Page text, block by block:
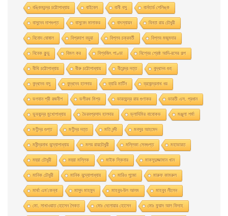
বঙ্কিমচন্দ্র চট্টোপাধ্যায় বাইবেল বানী বসু বার্নহার্ড শেলিঙ্ক
বাসুদেব দাশগুপ্ত বাসুবেদ মালাকর বাৎস্যায়ন বিনতা রায় চৌধুরী
বিনোদ ঘোষাল বিপ্রদাশ বড়ুয়া বিপ্লব চক্রবর্তী বিপ্লব মজুমদার
বিবেক কুন্ডু বিমল কর বিশ্বজিৎ পাণ্ডা বিশ্বের শ্রেষ্ঠ আদি-রসের গল্প
বীথি চট্টোপাধ্যায় বীরু চট্টোপাধ্যায় বীরেন্দ্র দত্ত বুদ্ধদেব গুহ
বুদ্ধদেব বসু বুদ্ধদেব হালদার ব্যারি মার্টিন ব্রজেন্দ্রনাথ ধর
ভগবান শ্রী রজনীশ ভগীরথ মিশ্র ভারতচন্দ্র রায় গুণাকর ভারতী এস. প্রধান
ভুবনচন্দ্র মুখোপাধ্যায় ভৈরবপ্রসাদ হালদার ভ্লাদিমির নাবোকভ মঞ্জুলা শর্মা
মণীন্দ্র গুপ্ত মণীন্দ্র দত্ত মতি নন্দী মনসুর আহমেদ
মনীন্দ্রনাথ বন্দ্যোপাধ্যায় মলয় রায়চৌধুরী মল্লিকা সেনগুপ্ত মহাভারত
মহুয়া চৌধুরী মহুয়া মল্লিক মাইক স্কিনার মাকসুদুজ্জামান খান
মানিক চৌধুরী মানিক বন্দ্যোপাধ্যায় মারিও পুজো মারুফ কামরুল
মার্থা এম'কেন্না মাসুদ মাহমুদ মাহবুব-উল আলম মাহবুব লীলেন
মাে. সাখাওয়াত হােসেন সৈকত মােঃ দেলােয়ার হােসেন মােঃ ফুয়াদ আল ফিদাহ